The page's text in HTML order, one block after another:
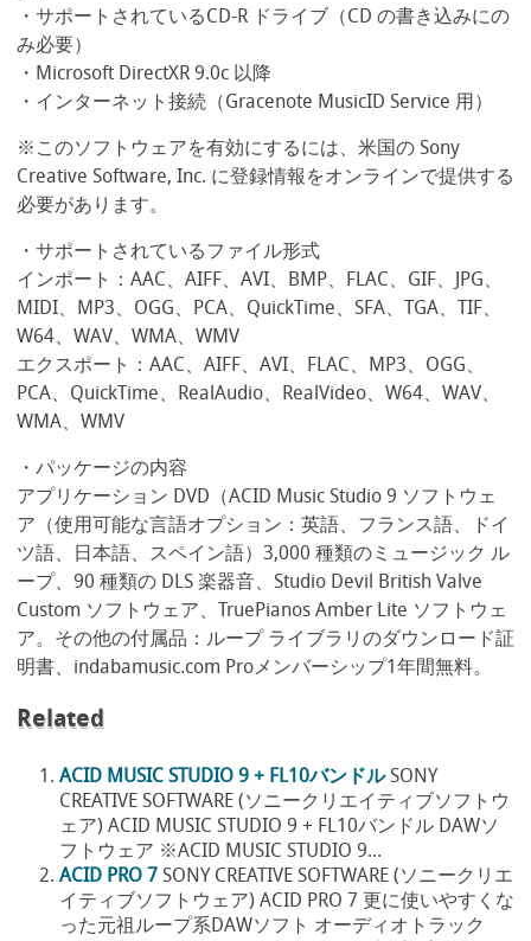
・サポートされているCD-R ドライブ（CD の書き込みにの
み必要）
・Microsoft DirectXR 9.0c 以降
・インターネット接続（Gracenote MusicID Service 用）
※このソフトウェアを有効にするには、米国の Sony
Creative Software, Inc. に登録情報をオンラインで提供する
必要があります。
・サポートされているファイル形式
インポート：AAC、AIFF、AVI、BMP、FLAC、GIF、JPG、
MIDI、MP3、OGG、PCA、QuickTime、SFA、TGA、TIF、
W64、WAV、WMA、WMV
エクスポート：AAC、AIFF、AVI、FLAC、MP3、OGG、
PCA、QuickTime、RealAudio、RealVideo、W64、WAV、
WMA、WMV
・パッケージの内容
アプリケーション DVD（ACID Music Studio 9 ソフトウェ
ア（使用可能な言語オプション：英語、フランス語、ドイ
ツ語、日本語、スペイン語）3,000 種類のミュージック ル
ープ、90 種類の DLS 楽器音、Studio Devil British Valve
Custom ソフトウェア、TruePianos Amber Lite ソフトウェ
ア。その他の付属品：ループ ライブラリのダウンロード証
明書、indabamusic.com Proメンバーシップ1年間無料。
Related
ACID MUSIC STUDIO 9 + FL10バンドル SONY
CREATIVE SOFTWARE (ソニークリエイティブソフトウ
ェア) ACID MUSIC STUDIO 9 + FL10バンドル DAWソ
フトウェア ※ACID MUSIC STUDIO 9...
ACID PRO 7 SONY CREATIVE SOFTWARE (ソニークリエ
イティブソフトウェア) ACID PRO 7 更に使いやすくな
った元祖ループ系DAWソフト オーディオトラック